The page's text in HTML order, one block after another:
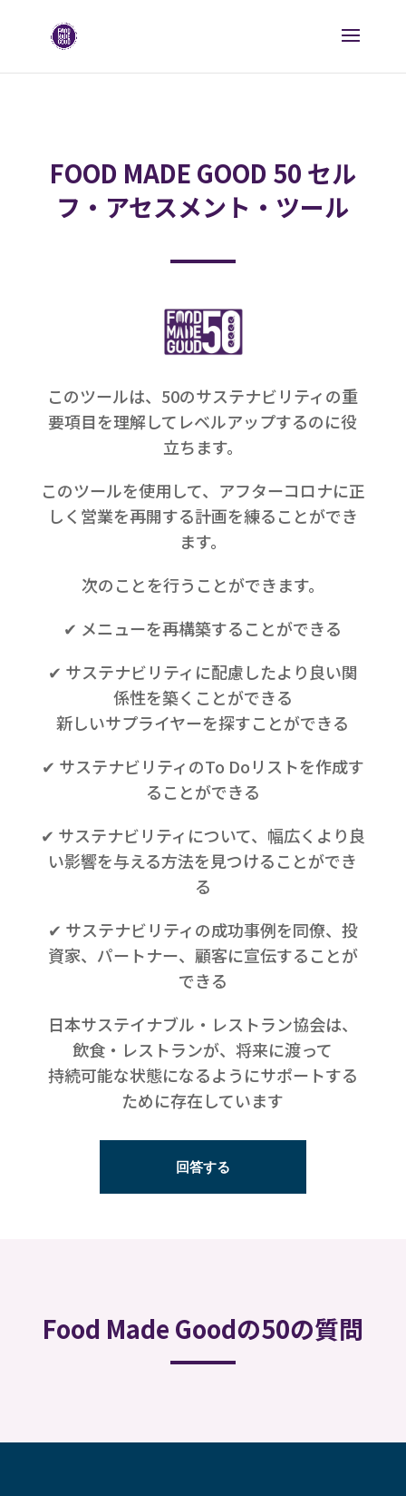
FOOD MADE GOOD 50 セル
フ・アセスメント・ツール
このツールは、50のサステナビリティの重
要項目を理解してレベルアップするのに役
立ちます。
このツールを使用して、アフターコロナに正
しく営業を再開する計画を練ることができ
ます。
次のことを行うことができます。
✔ メニューを再構築することができる
✔ サステナビリティに配慮したより良い関
係性を築くことができる
新しいサプライヤーを探すことができる
✔ サステナビリティのTo Doリストを作成す
ることができる
✔ サステナビリティについて、幅広くより良
い影響を与える方法を見つけることができ
る
✔ サステナビリティの成功事例を同僚、投
資家、パートナー、顧客に宣伝することが
できる
日本サステイナブル・レストラン協会は、
飲食・レストランが、将来に渡って
持続可能な状態になるようにサポートする
ために存在しています
回答する
Food Made Goodの50の質問